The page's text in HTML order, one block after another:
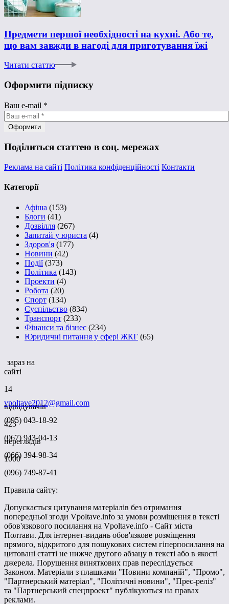
Предмети першої необхідності на кухні. Або те,
що вам завжди в нагоді для приготування їжі
Читати статтю
Оформити підписку
Ваш e-mail *
Поділиться статтею в соц. мережах
Реклама на сайті Політика конфіденційності Контакти
Категорії
Афіша (153)
Блоги (41)
Дозвілля (267)
Запитай у юриста (4)
Здоров'я (177)
Новини (42)
Події(373)
Політика (143)
Проекти (4)
Робота (20)
Спорт (134)
Суспільство (834)
Транспорт (233)
Фінанси та бізнес (234)
Юридичні питання у сфері ЖКГ (65)
зараз на
сайті
14
відвідувачів
423
переглядів
1000
vpoltave2012@gmail.com
(095) 043-18-92
(067) 943-04-13
(066) 394-98-34
(096) 749-87-41
Правила сайту:
Допускається цитування матеріалів без отримання
попередньої згоди Vpoltave.info за умови розміщення в тексті
обов'язкового посилання на Vpoltave.info - Сайт міста
Полтави. Для інтернет-видань обов'язкове розміщення
прямого, відкритого для пошукових систем гіперпосилання на
цитовані статті не нижче другого абзацу в тексті або в якості
джерела. Порушення виняткових прав переслідується
Законом. Матеріали з плашками "Новини компаній", "Промо",
"Партнерський матеріал", "Політичні новини", "Прес-реліз"
та "Партнерський спецпроект" публікуються на правах
реклами.